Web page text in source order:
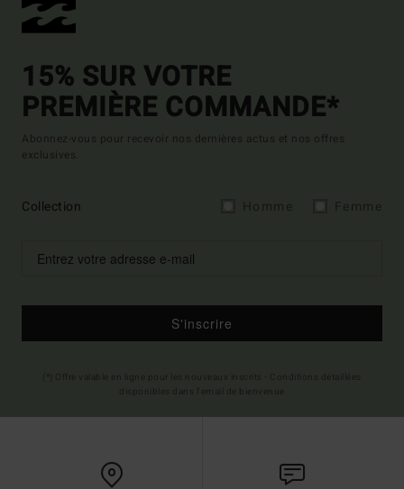
15% SUR VOTRE
PREMIÈRE COMMANDE*
Abonnez-vous pour recevoir nos dernières actus et nos offres
exclusives.
Collection
S'inscrire